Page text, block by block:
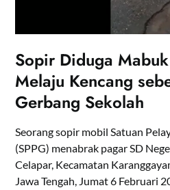
Sopir Diduga
Melaju Kencang
Gerbang Sekolah
Seorang sopir mobil Satuan
(SPPG) menabrak pagar SD
Celapar, Kecamatan
Jawa Tengah, Jumat 6 Februari